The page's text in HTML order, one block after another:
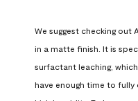
We suggest checking out
in a matte finish. It is
surfactant leaching,
have enough time to